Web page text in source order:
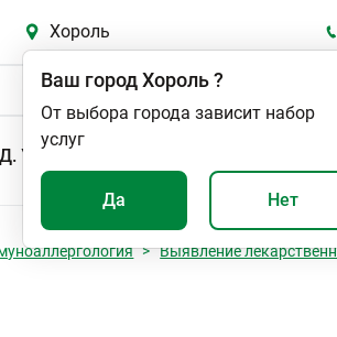
Хороль
УСЛУГИ
Ваш городХороль?
От выбора города зависит набор
услуг
Да Нет
Выявление